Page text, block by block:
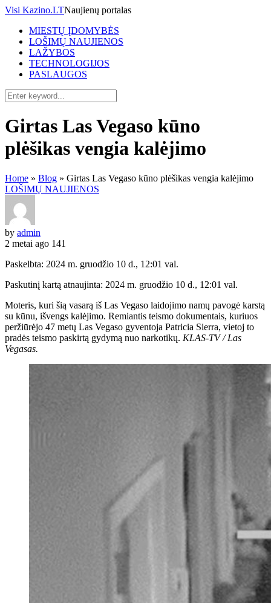
Visi Kazino.LTNaujienų portalas
MIESTŲ ĮDOMYBĖS
LOŠIMŲ NAUJIENOS
LAŽYBOS
TECHNOLOGIJOS
PASLAUGOS
Girtas Las Vegaso kūno
plėšikas vengia kalėjimo
Home » Blog » Girtas Las Vegaso kūno plėšikas vengia kalėjimo
LOŠIMŲ NAUJIENOS
by admin
2 metai ago 141
Paskelbta: 2024 m. gruodžio 10 d., 12:01 val.
Paskutinį kartą atnaujinta: 2024 m. gruodžio 10 d., 12:01 val.
Moteris, kuri šią vasarą iš Las Vegaso laidojimo namų pavogė karstą
su kūnu, išvengs kalėjimo. Remiantis teismo dokumentais, kuriuos
peržiūrėjo 47 metų Las Vegaso gyventoja Patricia Sierra, vietoj to
pradės teismo paskirtą gydymą nuo narkotikų. KLAS-TV / Las
Vegasas.